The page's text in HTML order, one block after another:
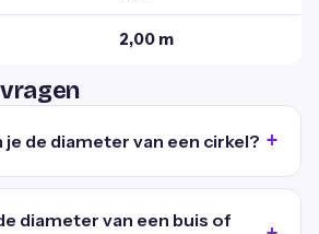
2,00 m
je de diameter van een cirkel?
diameter van een buis of